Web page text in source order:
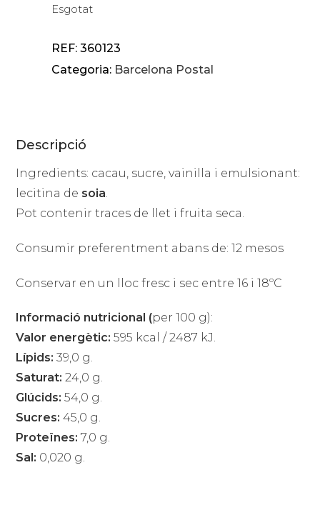
Esgotat
REF:360123
Categoria: Barcelona Postal
Descripció
Ingredients: cacau, sucre, vainilla i emulsionant:
lecitina de soia.
Pot contenir traces de llet i fruita seca.
Consumir preferentment abans de: 12 mesos
Conservar en un lloc fresc i sec entre 16 i 18ºC
Informació nutricional (per 100 g):
Valor energètic: 595 kcal / 2487 kJ.
Lípids: 39,0 g.
Saturat: 24,0 g.
Glúcids: 54,0 g.
Sucres: 45,0 g.
Proteïnes: 7,0 g.
Sal: 0,020 g.